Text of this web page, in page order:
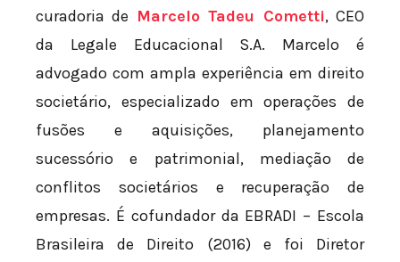
curadoria de Marcelo Tadeu Cometti, CEO
da Legale Educacional S.A. Marcelo é
advogado com ampla experiência em direito
societário, especializado em operações de
fusões e aquisições, planejamento
sucessório e patrimonial, mediação de
conflitos societários e recuperação de
empresas. É cofundador da EBRADI – Escola
Brasileira de Direito (2016) e foi Diretor